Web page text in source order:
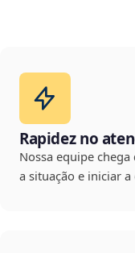
Rapidez no
Nossa equipe
a situação e iniciar